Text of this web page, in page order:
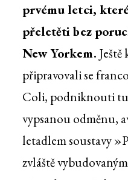
prvému letci,
přeletěti bez
New Yorkem.
připravovali se
Coli, podniknouti
vypsanou odměnu,
letadlem soustavy
zvláště